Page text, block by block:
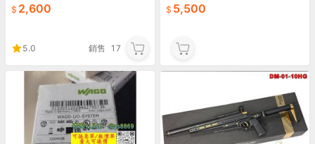
2,600
5.0 銷售 17
5,500